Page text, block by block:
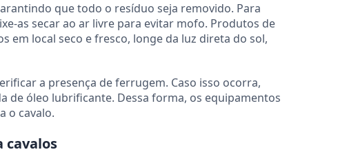
que todo o resíduo seja removido. Para
as secar ao ar livre para evitar mofo. Produtos de
em local seco e fresco, longe da luz direta do sol,
a presença de ferrugem. Caso isso ocorra,
de óleo lubrificante. Dessa forma, os equipamentos
o cavalo.
cavalos